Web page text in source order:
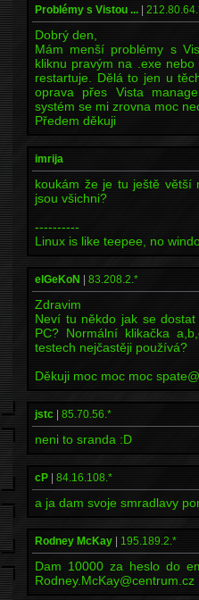
Problémy s Vistou ...
Dobrý den,
Mám menší problémy s
kliknu pravým na .exe
restartuje. Dělá to jen u
oprava přes Vista
systém se mi zrovna moc
Předem děkuji
imrija
koukám že je tu ještě větší
jsou všichni?
----------
Linux is like teepee, no
elGeKoN 83.208.2.*
Zdravim
Neví tu někdo jak se
PC? Normální klikačka
testech nejčastěji používá?
Děkuji moc moc moc
jstc 85.70.56.*
neni to sranda :D
cP 84.16.108.*
a ja dam svoje smradlavy
Rodney McKay 195.189.2.*
Dam 10000 za heslo do
Rodney.McKay@centrum.cz